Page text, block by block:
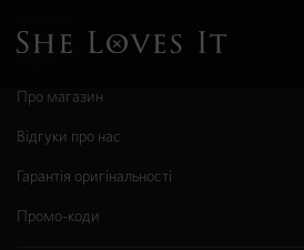
ІНФО
Про магазин
Відгуки про нас
Гарантія оригінальності
Промо-коди